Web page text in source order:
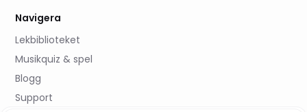
Navigera
Lekbiblioteket
Musikquiz & spel
Blogg
Support